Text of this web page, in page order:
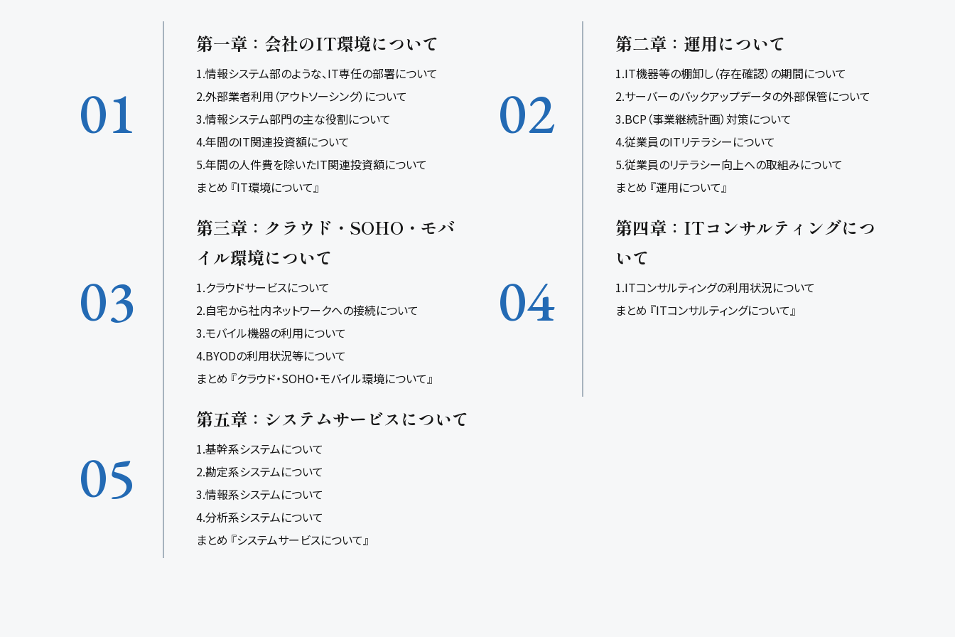
01
第一章：会社のIT環境について
1.情報システム部のような、IT専任の部署について
2.外部業者利用（アウトソーシング）について
3.情報システム部門の主な役割について
4.年間のIT関連投資額について
5.年間の人件費を除いたIT関連投資額について
まとめ 『IT環境について』
02
第二章：運用について
1.IT機器等の棚卸し（存在確認）の期間について
2.サーバーのバックアップデータの外部保管について
3.BCP（事業継続計画）対策について
4.従業員のITリテラシーについて
5.従業員のリテラシー向上への取組みについて
まとめ 『運用について』
03
第三章：クラウド・SOHO・モバ
イル環境について
1.クラウドサービスについて
2.自宅から社内ネットワークへの接続について
3.モバイル機器の利用について
4.BYODの利用状況等について
まとめ 『クラウド・SOHO・モバイル環境について』
04
第四章：ITコンサルティングにつ
いて
1.ITコンサルティングの利用状況について
まとめ 『ITコンサルティングについて』
05
第五章：システムサービスについて
1.基幹系システムについて
2.勘定系システムについて
3.情報系システムについて
4.分析系システムについて
まとめ 『システムサービスについて』